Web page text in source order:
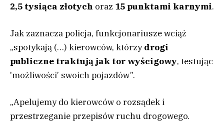
2,5 tysiąca złotych oraz 15 punktami karnymi.
Jak zaznacza policja, funkcjonariusze wciąż
„spotykają (…) kierowców, którzydrogi
publiczne traktują jak tor wyścigowy, testując
'możliwości’ swoich pojazdów”.
„Apelujemy do kierowców o rozsądek i
przestrzeganie przepisów ruchu drogowego.